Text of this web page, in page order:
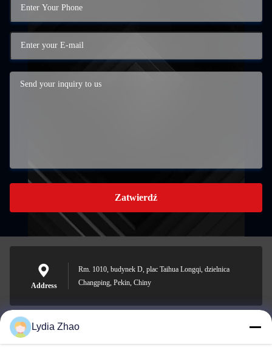
Zatwierdź
Address
Rm. 1010, budynek D, plac Taihua Longqi, dzielnica
Changping, Pekin, Chiny
jesingd@vip.sina.com
Lydia Zhao